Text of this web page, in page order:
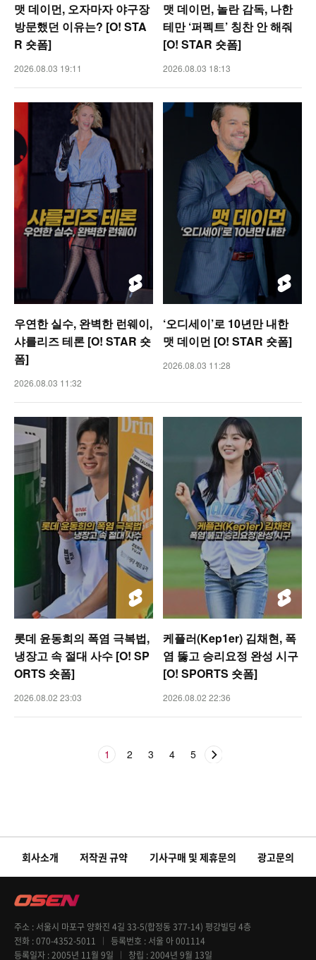
맷 데이먼, 오자마자 야구장
방문했던 이유는? [O! STA
R 숏폼]
2026.08.03 19:11
맷 데이먼, 놀란 감독, 나한
테만 ‘퍼펙트’ 칭찬 안 해줘
[O! STAR 숏폼]
2026.08.03 18:13
우연한 실수, 완벽한 런웨이,
샤를리즈 테론 [O! STAR 숏
폼]
2026.08.03 11:32
‘오디세이’로 10년만 내한
맷 데이먼 [O! STAR 숏폼]
2026.08.03 11:28
롯데 윤동희의 폭염 극복법,
냉장고 속 절대 사수 [O! SP
ORTS 숏폼]
2026.08.02 23:03
케플러(Kep1er) 김채현, 폭
염 뚫고 승리요정 완성 시구
[O! SPORTS 숏폼]
2026.08.02 22:36
1 2 3 4 5
회사소개 저작권 규약 기사구매 및 제휴문의 광고문의
주소
서울시 마포구 양화진 4길 33-5(합정동 377-14) 평강빌딩 4층
전화 070-4352-5011 등록번호
서울 아 001114
등록일자 2005년 11월 9일 창립 2004년 9월 13일